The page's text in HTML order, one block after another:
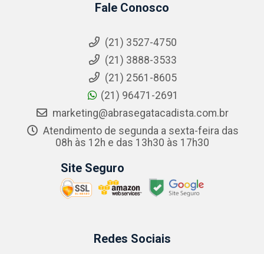
Fale Conosco
(21) 3527-4750
(21) 3888-3533
(21) 2561-8605
(21) 96471-2691
marketing@abrasegatacadista.com.br
Atendimento de segunda a sexta-feira das
08h às 12h e das 13h30 às 17h30
Site Seguro
Redes Sociais